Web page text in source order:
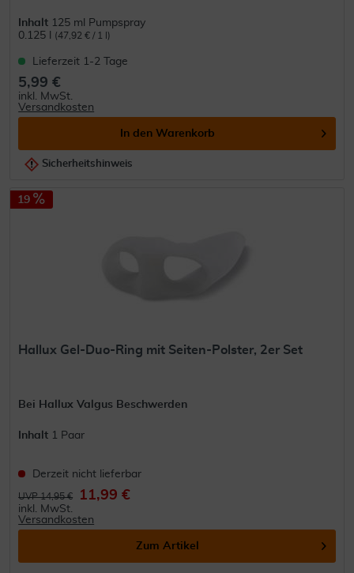
Inhalt 125 ml Pumpspray
0.125 l
(47,92 € / 1 l)
Lieferzeit 1-2 Tage
5,99 €
inkl. MwSt.
Versandkosten
In den Warenkorb
Sicherheitshinweis
19
Hallux Gel-Duo-Ring mit Seiten-Polster, 2er Set
Bei Hallux Valgus Beschwerden
Inhalt 1 Paar
Derzeit nicht lieferbar
UVP 14,95 € 11,99 €
inkl. MwSt.
Versandkosten
Zum Artikel